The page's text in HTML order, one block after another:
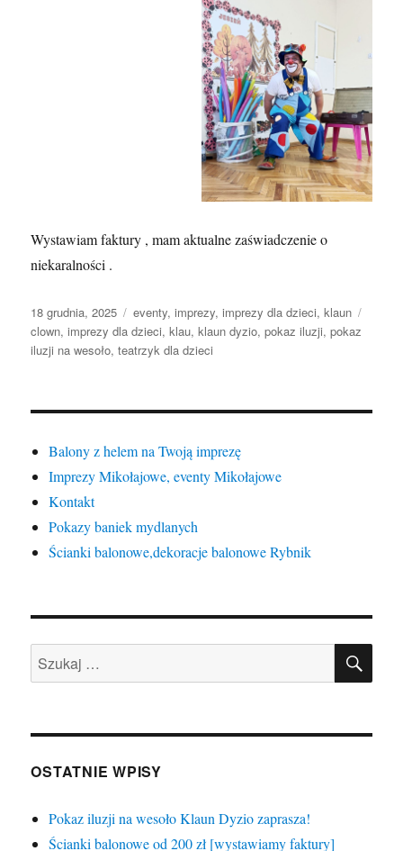
Wystawiam faktury , mam aktualne zaświadczenie o
niekaralności .
Data
publikacji
18 grudnia, 2025 Kategorie
eventy,imprezy,imprezy dla dzieci,klaun
clown,imprezy dla dzieci,klau,klaun dyzio,pokaz iluzji,pokaz
iluzji na wesoło,teatrzyk dla dzieci
Balony z helem na Twoją imprezę
Imprezy Mikołajowe, eventy Mikołajowe
Kontakt
Pokazy baniek mydlanych
Ścianki balonowe,dekoracje balonowe Rybnik
Szukaj:
OSTATNIE WPISY
Pokaz iluzji na wesoło Klaun Dyzio zaprasza!
Ścianki balonowe od 200 zł [wystawiamy faktury]